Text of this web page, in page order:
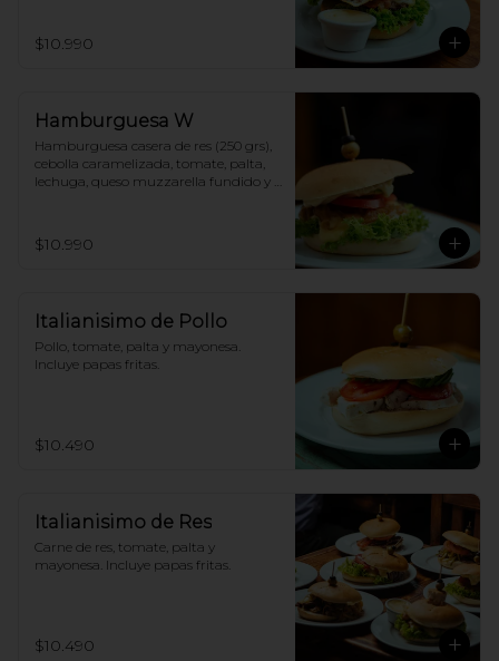
$10.990
Hamburguesa W
Hamburguesa casera de res (250 grs),
cebolla caramelizada, tomate, palta,
lechuga, queso muzzarella fundido y
$10.990
Italianisimo de Pollo
Pollo, tomate, palta y mayonesa.
Incluye papas fritas.
$10.490
Italianisimo de Res
Carne de res, tomate, palta y
mayonesa. Incluye papas fritas.
$10.490